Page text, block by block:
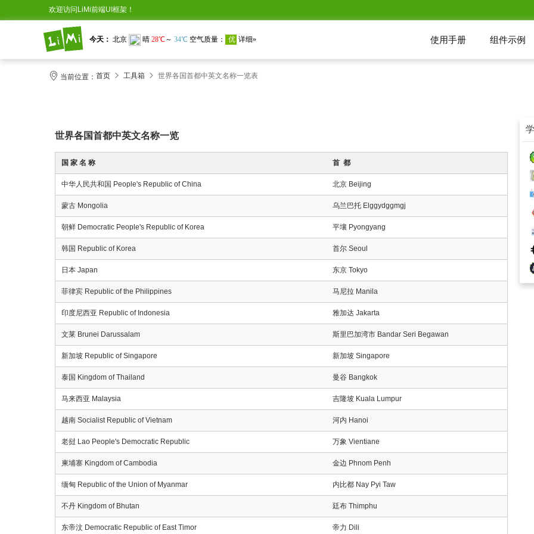
欢迎访问LiMi前端UI框架！
使用手册 组件示例
当前位置： 首页 工具箱 世界各国首都中英文名称一览表
世界各国首都中英文名称一览
国 家 名 称 首 都
中华人民共和国 People's Republic of China 北京 Beijing
蒙古 Mongolia 乌兰巴托 Elggydggmgj
朝鲜 Democratic People's Republic of Korea 平壤 Pyongyang
韩国 Republic of Korea 首尔 Seoul
日本 Japan 东京 Tokyo
菲律宾 Republic of the Philippines 马尼拉 Manila
印度尼西亚 Republic of Indonesia 雅加达 Jakarta
文莱 Brunei Darussalam 斯里巴加湾市 Bandar Seri Begawan
新加坡 Republic of Singapore 新加坡 Singapore
泰国 Kingdom of Thailand 曼谷 Bangkok
马来西亚 Malaysia 吉隆坡 Kuala Lumpur
越南 Socialist Republic of Vietnam 河内 Hanoi
老挝 Lao People's Democratic Republic 万象 Vientiane
柬埔寨 Kingdom of Cambodia 金边 Phnom Penh
缅甸 Republic of the Union of Myanmar 内比都 Nay Pyi Taw
不丹 Kingdom of Bhutan 廷布 Thimphu
东帝汶 Democratic Republic of East Timor 帝力 Dili